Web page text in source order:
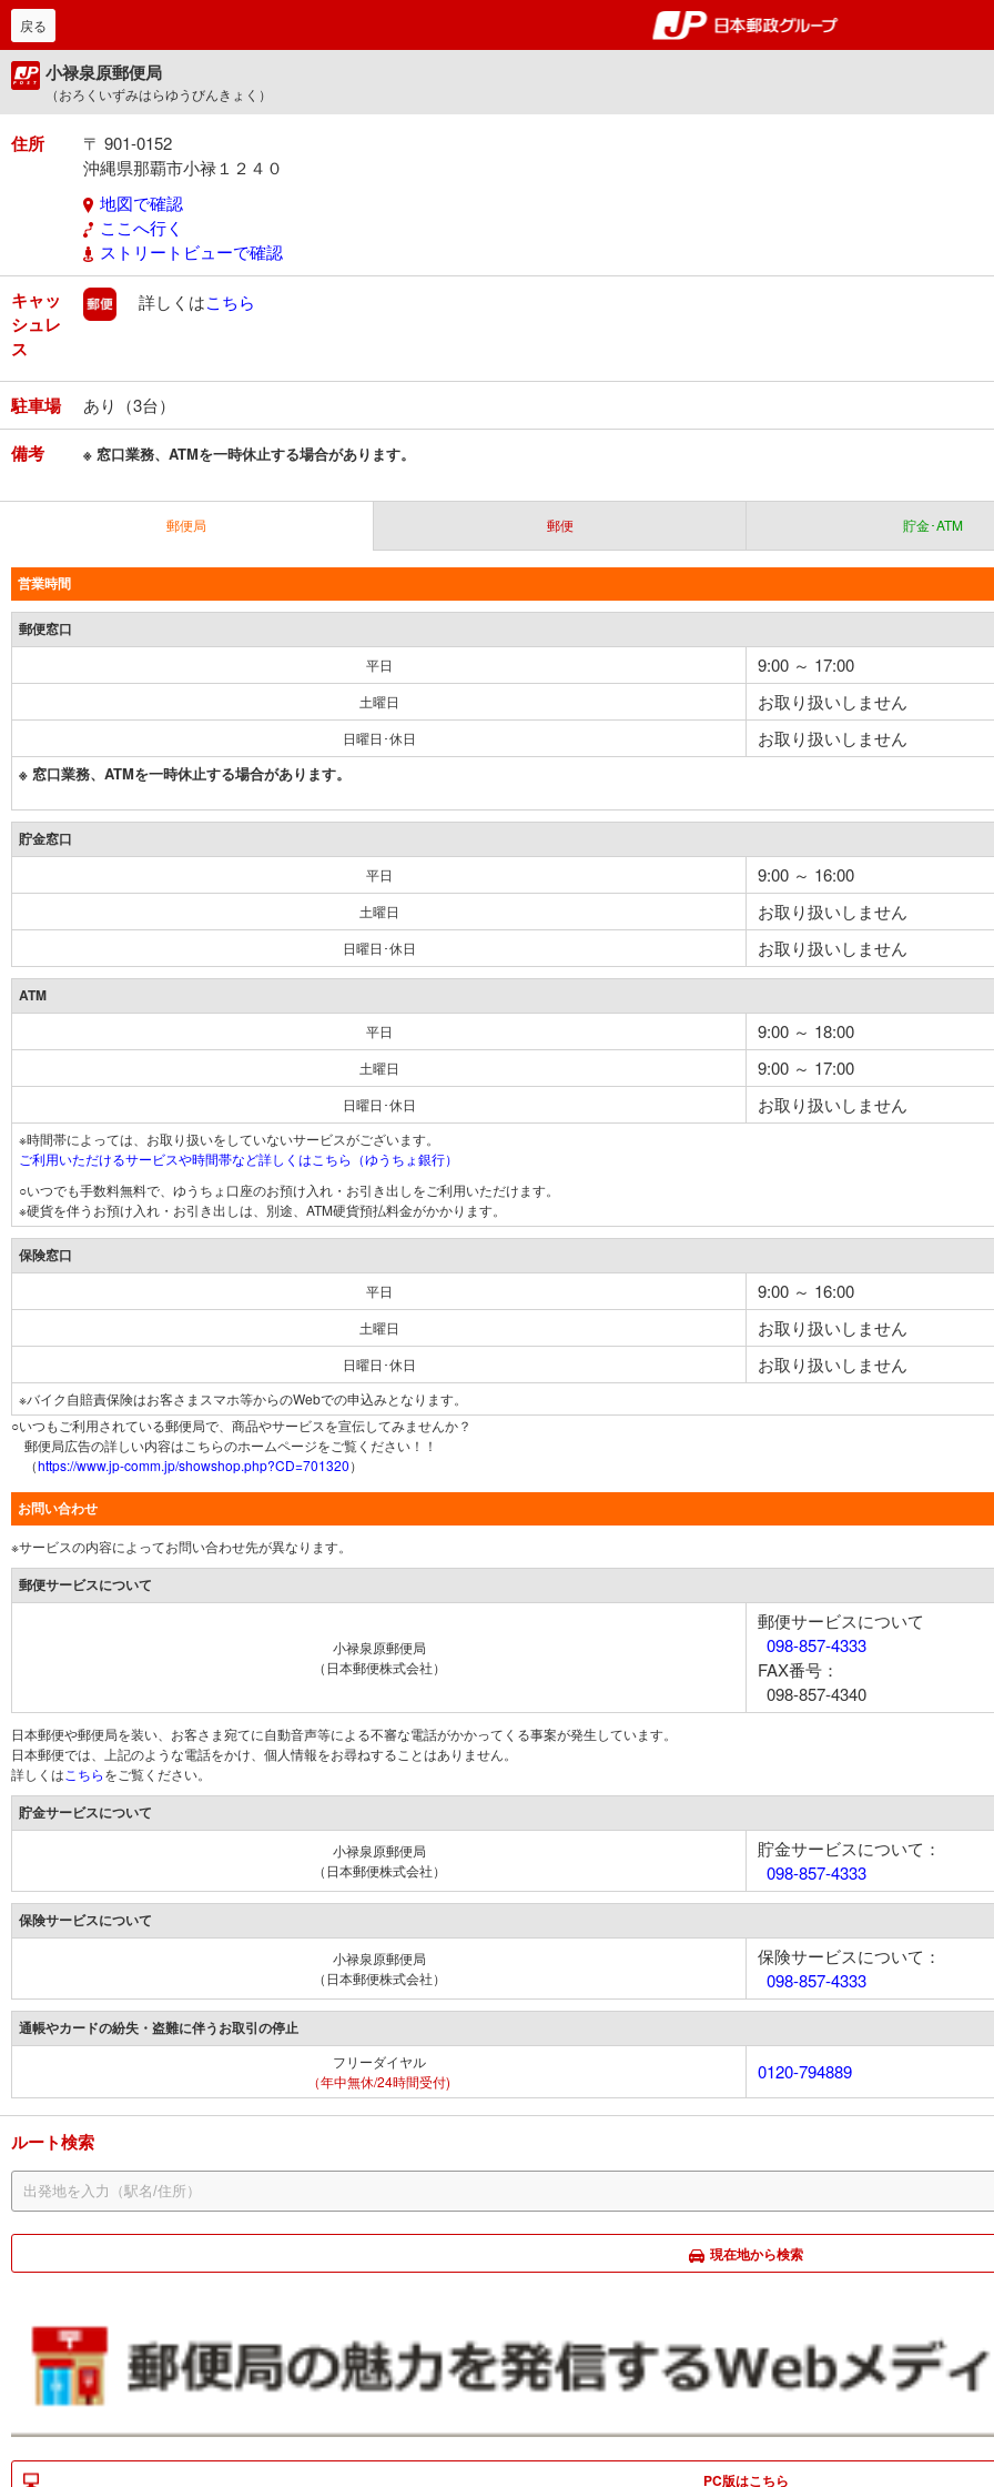
郵便局・日本郵政グルー
戻る
小禄泉原郵便局
（おろくいずみはらゆうびんきょく）
住所
〒 901-0152
沖縄県那覇市小禄１２４０
地図で確認
ここへ行く
ストリートビューで確認
キャッ
シュレ
ス
郵便
詳しくはこちら
駐車場 あり（3台）
備考 ※ 窓口業務、ATMを一時休止する場合があります。
郵便局 郵便 貯金･ATM
営業時間
郵便窓口
平日 9:00 ～ 17:00
土曜日 お取り扱いしません
日曜日･休日 お取り扱いしません
※ 窓口業務、ATMを一時休止する場合があります。
貯金窓口
平日 9:00 ～ 16:00
土曜日 お取り扱いしません
日曜日･休日 お取り扱いしません
ATM
平日 9:00 ～ 18:00
土曜日 9:00 ～ 17:00
日曜日･休日 お取り扱いしません
※時間帯によっては、お取り扱いをしていないサービスがございます。
ご利用いただけるサービスや時間帯など詳しくはこちら（ゆうちょ銀行）
○いつでも手数料無料で、ゆうちょ口座のお預け入れ・お引き出しをご利用いただけます。
※硬貨を伴うお預け入れ・お引き出しは、別途、ATM硬貨預払料金がかかります。
保険窓口
平日 9:00 ～ 16:00
土曜日 お取り扱いしません
日曜日･休日 お取り扱いしません
※バイク自賠責保険はお客さまスマホ等からのWebでの申込みとなります。
○いつもご利用されている郵便局で、商品やサービスを宣伝してみませんか？
郵便局広告の詳しい内容はこちらのホームページをご覧ください！！
（https://www.jp-comm.jp/showshop.php?CD=701320）
お問い合わせ
※サービスの内容によってお問い合わせ先が異なります。
郵便サービスについて
小禄泉原郵便局
（日本郵便株式会社）
郵便サービスについて
098-857-4333
FAX番号：
098-857-4340
日本郵便や郵便局を装い、お客さま宛てに自動音声等による不審な電話がかかってくる事案が発生しています。
日本郵便では、上記のような電話をかけ、個人情報をお尋ねすることはありません。
詳しくは こちらをご覧ください。
貯金サービスについて
小禄泉原郵便局
（日本郵便株式会社）
貯金サービスについて：
098-857-4333
保険サービスについて
小禄泉原郵便局
（日本郵便株式会社）
保険サービスについて：
098-857-4333
通帳やカードの紛失・盗難に伴うお取引の停止
フリーダイヤル
（年中無休/24時間受付)
0120-794889
ルート検索
現在地から検索
PC版はこちら